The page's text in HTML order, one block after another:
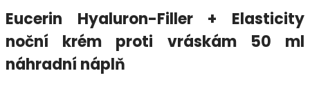
Eucerin Hyaluron-Filler + Elasticity
noční krém proti vráskám 50 ml
náhradní náplň